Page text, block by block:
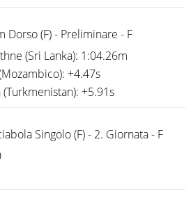
Dorso (F) - Preliminare - F
(Sri Lanka): 1:04.26m
+4.47s
+5.91s
Singolo (F) - 2. Giornata - F